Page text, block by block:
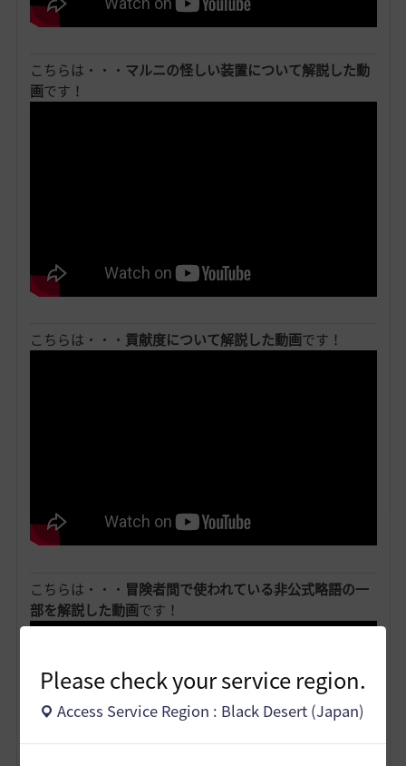
Please check your service region.
Access Service Region : Black Desert (Japan)
こちらは・・・ マルニの怪しい装置について解説した動
画です！
こちらは・・・ 貢献度について解説した動画です！
こちらは・・・ 冒険者間で使われている非公式略語の一
部を解説した動画です！